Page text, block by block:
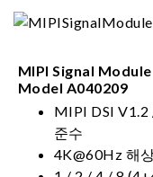
MIPI Signal Module
Model A040209
MIPI DSI V1.2
준수
4K@60Hz 해